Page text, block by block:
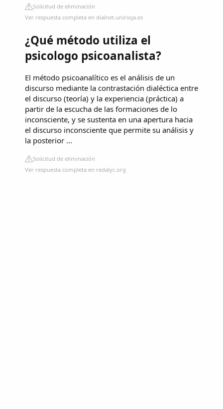
Solicitud de eliminación
Ver respuesta completa en dialnet.unirioja.es
¿Qué método utiliza el
psicologo psicoanalista?
El método psicoanalítico es el análisis de un
discurso mediante la contrastación dialéctica entre
el discurso (teoría) y la experiencia (práctica) a
partir de la escucha de las formaciones de lo
inconsciente, y se sustenta en una apertura hacia
el discurso inconsciente que permite su análisis y
la posterior ...
Solicitud de eliminación
Ver respuesta completa en redalyc.org